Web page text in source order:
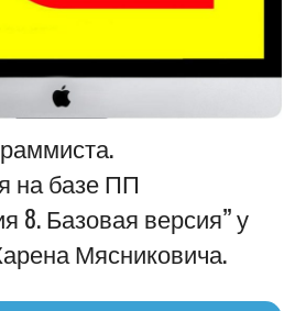
на базе ПП
8. Базовая версия” у
Мясниковича.